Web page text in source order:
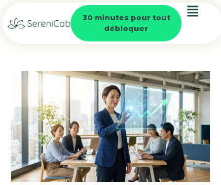
30 minutes pour tout
débloquer